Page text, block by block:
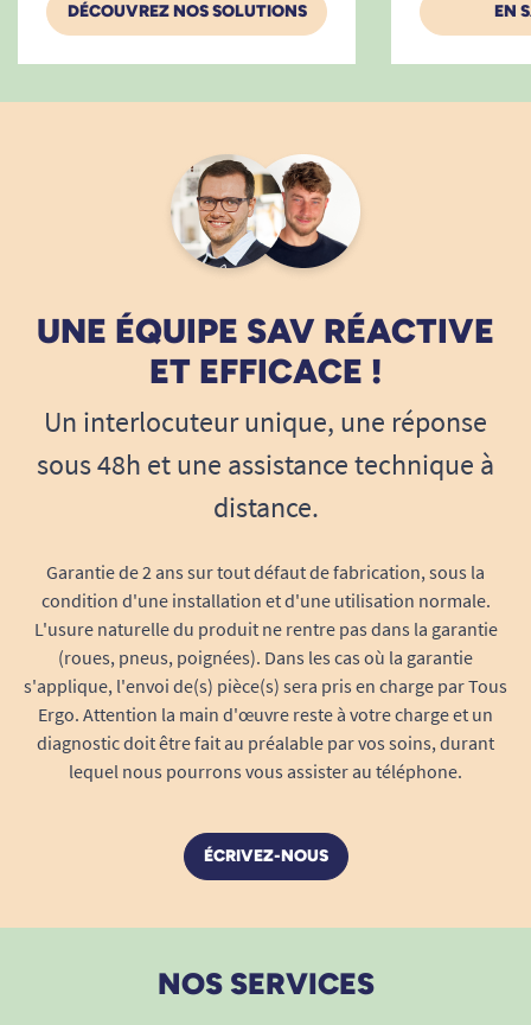
DÉCOUVREZ NOS SOLUTIONS EN
UNE ÉQUIPE SAV RÉACTIVE
ET EFFICACE !
Un interlocuteur unique, une réponse
sous 48h et une assistance technique à
distance.
Garantie de 2 ans sur tout défaut de fabrication, sous la
condition d'une installation et d'une utilisation normale.
L'usure naturelle du produit ne rentre pas dans la garantie
(roues, pneus, poignées). Dans les cas où la garantie
s'applique, l'envoi de(s) pièce(s) sera pris en charge par Tous
Ergo. Attention la main d'œuvre reste à votre charge et un
diagnostic doit être fait au préalable par vos soins, durant
lequel nous pourrons vous assister au téléphone.
ÉCRIVEZ-NOUS
NOS SERVICES